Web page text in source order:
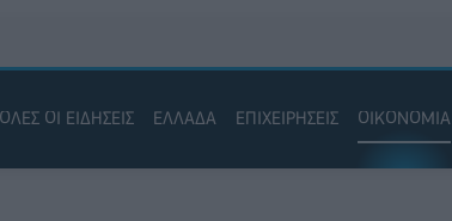
ΟΛΕΣ ΟΙ ΕΙΔΗΣΕΙΣ ΕΛΛΑΔΑ ΕΠΙΧΕΙΡΗΣΕΙΣ ΟΙΚΟΝΟΜΙΑ